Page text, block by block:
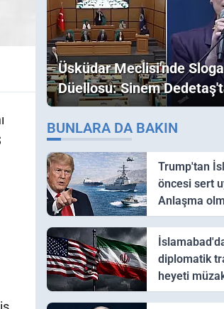
Üsküdar Meclisi'nde
Düellosu: Sinem
Ezber Bozan "Erdoğan" ve
"İmamoğlu" Çıkışı!
BUNLARA DA BAKIN
Trump'tan
öncesi sert
Anlaşma
kullanırız
diplomatik
heyeti
için